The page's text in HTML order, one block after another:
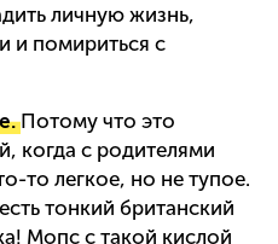
личную жизнь,
и помириться с
Потому что это
когда с родителями
то легкое, но не тупое.
тонкий британский
Мопс с такой кислой